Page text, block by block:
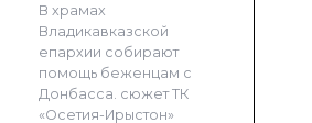
В храмах
Владикавказской
епархии собирают
помощь беженцам с
Донбасса. сюжет ТК
«Осетия-Ирыстон»